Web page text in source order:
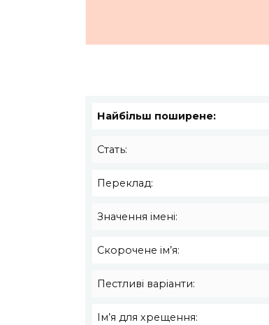
Найбільш поширене:
Стать:
Переклад:
Значення імені:
Скорочене ім’я:
Пестливі варіанти:
Ім’я для хрещення: